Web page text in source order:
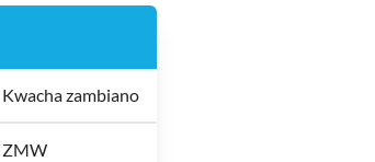
Kwacha zambiano
ZMW